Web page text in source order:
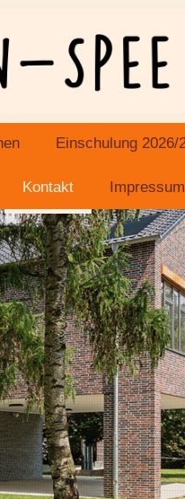
Einschulung 2026/
Kontakt Impressum